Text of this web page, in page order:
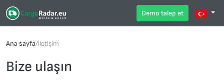
Demo talep et
Ana sayfa/İletişim
Bize ulaşın